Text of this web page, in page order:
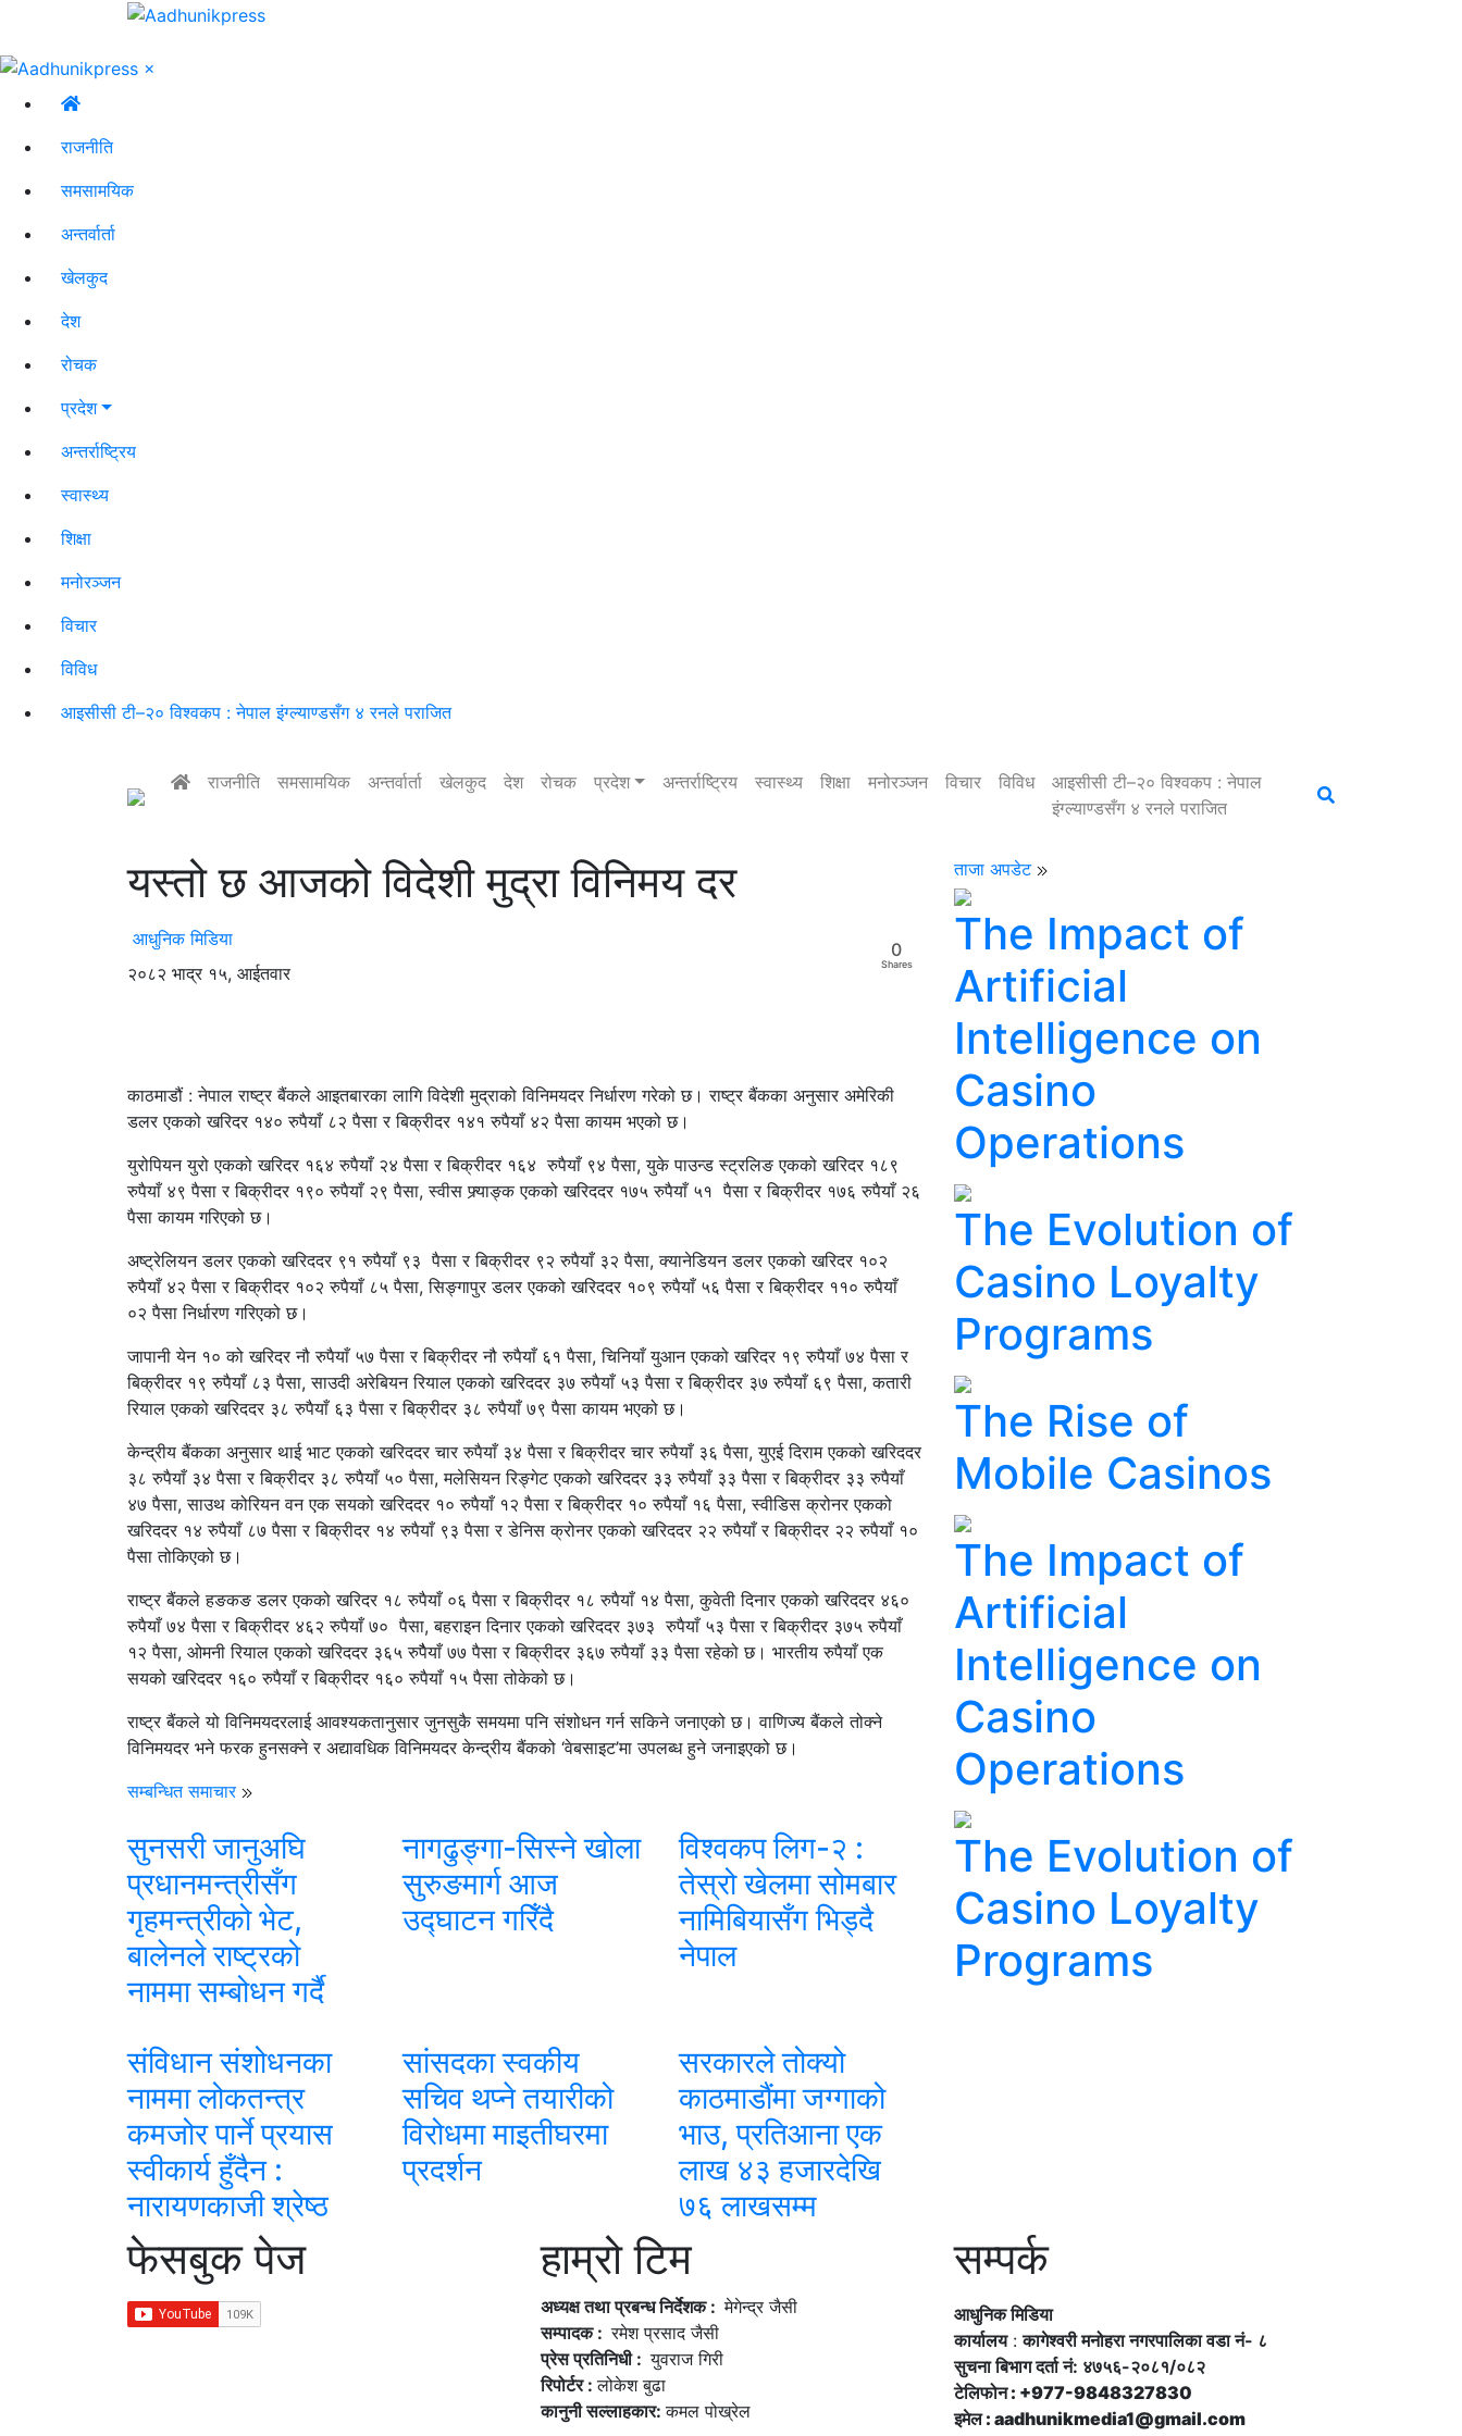
×
राजनीति
समसामयिक
अन्तर्वार्ता
खेलकुद
देश
रोचक
प्रदेश
अन्तर्राष्ट्रिय
स्वास्थ्य
शिक्षा
मनोरञ्जन
विचार
विविध
आइसीसी टी–२० विश्वकप : नेपाल इंग्ल्याण्डसँग ४ रनले पराजित
राजनीति समसामयिक अन्तर्वार्ता खेलकुद देश रोचक प्रदेश अन्तर्राष्ट्रिय स्वास्थ्य शिक्षा मनोरञ्जन विचार विविध
आइसीसी टी–२० विश्वकप : नेपाल
इंग्ल्याण्डसँग ४ रनले पराजित
यस्तो छ आजको विदेशी मुद्रा विनिमय दर
आधुनिक मिडिया
२०८२ भाद्र १५, आईतवार
0
Shares
काठमाडौं : नेपाल राष्ट्र बैंकले आइतबारका लागि विदेशी मुद्राको विनिमयदर निर्धारण गरेको छ। राष्ट्र बैंकका अनुसार अमेरिकी
डलर एकको खरिदर १४० रुपैयाँ ८२ पैसा र बिक्रीदर १४१ रुपैयाँ ४२ पैसा कायम भएको छ।
युरोपियन युरो एकको खरिदर १६४ रुपैयाँ २४ पैसा र बिक्रीदर १६४ रुपैयाँ ९४ पैसा, युके पाउन्ड स्ट्रलिङ एकको खरिदर १८९
रुपैयाँ ४९ पैसा र बिक्रीदर १९० रुपैयाँ २९ पैसा, स्वीस फ्र्याङ्क एकको खरिददर १७५ रुपैयाँ ५१ पैसा र बिक्रीदर १७६ रुपैयाँ २६
पैसा कायम गरिएको छ।
अष्ट्रेलियन डलर एकको खरिददर ९१ रुपैयाँ ९३ पैसा र बिक्रीदर ९२ रुपैयाँ ३२ पैसा, क्यानेडियन डलर एकको खरिदर १०२
रुपैयाँ ४२ पैसा र बिक्रीदर १०२ रुपैयाँ ८५ पैसा, सिङ्गापुर डलर एकको खरिददर १०९ रुपैयाँ ५६ पैसा र बिक्रीदर ११० रुपैयाँ
०२ पैसा निर्धारण गरिएको छ।
जापानी येन १० को खरिदर नौ रुपैयाँ ५७ पैसा र बिक्रीदर नौ रुपैयाँ ६१ पैसा, चिनियाँ युआन एकको खरिदर १९ रुपैयाँ ७४ पैसा र
बिक्रीदर १९ रुपैयाँ ८३ पैसा, साउदी अरेबियन रियाल एकको खरिददर ३७ रुपैयाँ ५३ पैसा र बिक्रीदर ३७ रुपैयाँ ६९ पैसा, कतारी
रियाल एकको खरिददर ३८ रुपैयाँ ६३ पैसा र बिक्रीदर ३८ रुपैयाँ ७९ पैसा कायम भएको छ।
केन्द्रीय बैंकका अनुसार थाई भाट एकको खरिददर चार रुपैयाँ ३४ पैसा र बिक्रीदर चार रुपैयाँ ३६ पैसा, युएई दिराम एकको खरिददर
३८ रुपैयाँ ३४ पैसा र बिक्रीदर ३८ रुपैयाँ ५० पैसा, मलेसियन रिङ्गेट एकको खरिददर ३३ रुपैयाँ ३३ पैसा र बिक्रीदर ३३ रुपैयाँ
४७ पैसा, साउथ कोरियन वन एक सयको खरिददर १० रुपैयाँ १२ पैसा र बिक्रीदर १० रुपैयाँ १६ पैसा, स्वीडिस क्रोनर एकको
खरिददर १४ रुपैयाँ ८७ पैसा र बिक्रीदर १४ रुपैयाँ ९३ पैसा र डेनिस क्रोनर एकको खरिददर २२ रुपैयाँ र बिक्रीदर २२ रुपैयाँ १०
पैसा तोकिएको छ।
राष्ट्र बैंकले हङकङ डलर एकको खरिदर १८ रुपैयाँ ०६ पैसा र बिक्रीदर १८ रुपैयाँ १४ पैसा, कुवेती दिनार एकको खरिददर ४६०
रुपैयाँ ७४ पैसा र बिक्रीदर ४६२ रुपैयाँ ७० पैसा, बहराइन दिनार एकको खरिददर ३७३ रुपैयाँ ५३ पैसा र बिक्रीदर ३७५ रुपैयाँ
१२ पैसा, ओमनी रियाल एकको खरिददर ३६५ रुपैैयाँ ७७ पैसा र बिक्रीदर ३६७ रुपैयाँ ३३ पैसा रहेको छ। भारतीय रुपैयाँ एक
सयको खरिददर १६० रुपैयाँ र बिक्रीदर १६० रुपैयाँ १५ पैसा तोकेको छ।
राष्ट्र बैंकले यो विनिमयदरलाई आवश्यकतानुसार जुनसुकै समयमा पनि संशोधन गर्न सकिने जनाएको छ। वाणिज्य बैंकले तोक्ने
विनिमयदर भने फरक हुनसक्ने र अद्यावधिक विनिमयदर केन्द्रीय बैंकको ‘वेबसाइट’मा उपलब्ध हुने जनाइएको छ।
सम्बन्धित समाचार
सुनसरी जानुअघि
प्रधानमन्त्रीसँग
गृहमन्त्रीको भेट,
बालेनले राष्ट्रको
नाममा सम्बोधन गर्दै
नागढुङ्गा-सिस्ने खोला
सुरुङमार्ग आज
उद्घाटन गरिँदै
विश्वकप लिग-२ :
तेस्रो खेलमा सोमबार
नामिबियासँग भिड्दै
नेपाल
संविधान संशोधनका
नाममा लोकतन्त्र
कमजोर पार्ने प्रयास
स्वीकार्य हुँदैन :
नारायणकाजी श्रेष्ठ
सांसदका स्वकीय
सचिव थप्ने तयारीको
विरोधमा माइतीघरमा
प्रदर्शन
सरकारले तोक्यो
काठमाडौंमा जग्गाको
भाउ, प्रतिआना एक
लाख ४३ हजारदेखि
७६ लाखसम्म
ताजा अपडेट
The Impact of
Artificial
Intelligence on
Casino
Operations
The Evolution of
Casino Loyalty
Programs
The Rise of
Mobile Casinos
The Impact of
Artificial
Intelligence on
Casino
Operations
The Evolution of
Casino Loyalty
Programs
फेसबुक पेज हाम्रो टिम
अध्यक्ष तथा प्रबन्ध निर्देशक :मेगेन्द्र जैसी
सम्पादक :रमेश प्रसाद जैसी
प्रेस प्रतिनिधी :युवराज गिरी
रिपोर्टर :लोकेश बुढा
कानुनी सल्लाहकार:कमल पोख्रेल
सम्पर्क
आधुनिक मिडिया
कार्यालय:कागेश्वरी मनोहरा नगरपालिका वडा नं- ८
सुचना बिभाग दर्ता नं: ४७५६-२०८१/०८२
टेलिफोन : +977-9848327830
इमेल : aadhunikmedia1@gmail.com